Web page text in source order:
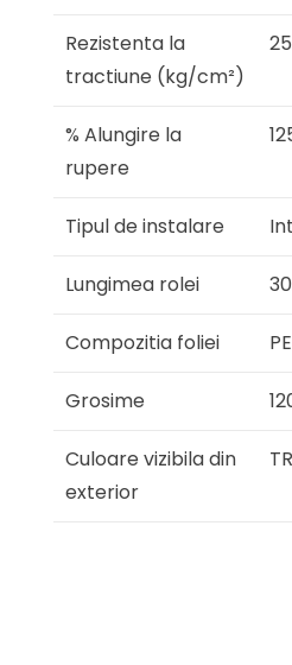
Rezistenta la
tractiune (kg/cm²)
25
% Alungire la
rupere
Tipul de instalare
Lungimea rolei
Compozitia foliei
Grosime
Culoare vizibila din
exterior